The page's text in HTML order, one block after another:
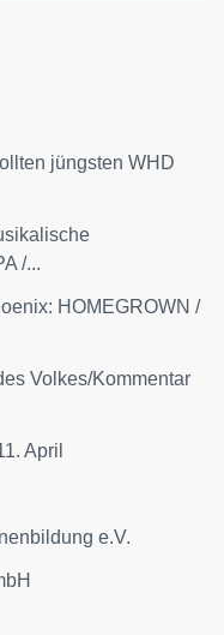
jüngsten WHD
/...
HOMEGROWN /
Volkes/Kommentar
April
e.V.